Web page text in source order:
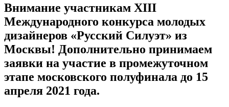
Внимание участникам XIII
Международного конкурса молодых
дизайнеров «Русский Силуэт» из
Москвы! Дополнительно принимаем
заявки на участие в промежуточном
этапе московского полуфинала до 15
апреля 2021 года.